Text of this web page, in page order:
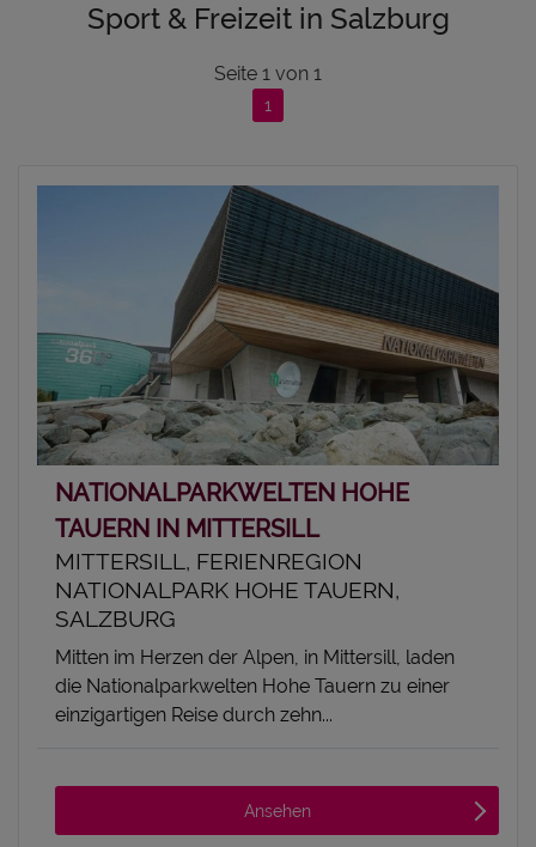
Sport & Freizeit in Salzburg
Seite 1 von 1
1
NATIONALPARKWELTEN HOHE
TAUERN IN MITTERSILL
MITTERSILL, FERIENREGION
NATIONALPARK HOHE TAUERN,
SALZBURG
Mitten im Herzen der Alpen, in Mittersill, laden
die Nationalparkwelten Hohe Tauern zu einer
einzigartigen Reise durch zehn...
Ansehen